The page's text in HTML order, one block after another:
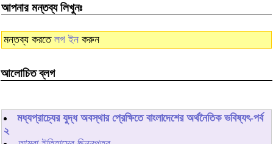
আপনার মন্তব্য লিখুনঃ
মন্তব্য করতে লগ ইন করুন
আলোচিত ব্লগ
মধ্যপ্রাচ্যের যুদ্ধ অবস্থার প্রেক্ষিতে বাংলাদেশের অর্থনৈতিক ভবিষ্যৎ-পর্ব
২